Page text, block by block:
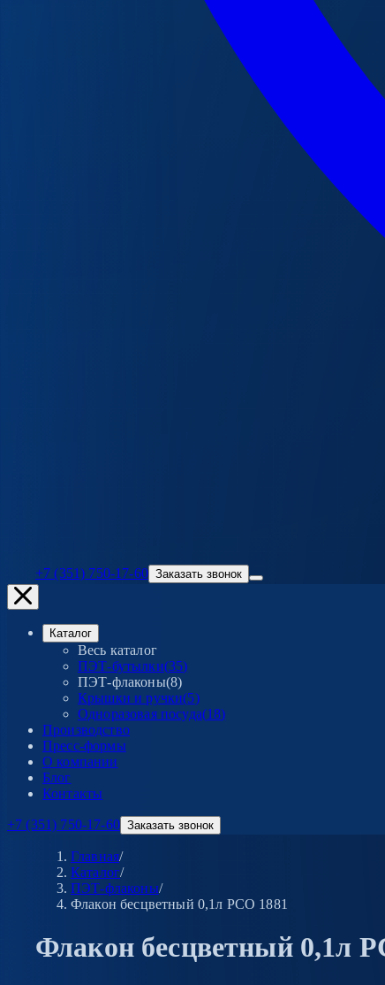
+7 (351) 750-17-60 Заказать звонок
Каталог
Весь каталог
ПЭТ-бутылки(35)
ПЭТ-флаконы(8)
Крышки и ручки(5)
Одноразовая посуда(18)
Производство
Пресс-формы
О компании
Блог
Контакты
+7 (351) 750-17-60 Заказать звонок
Главная/
Каталог/
ПЭТ-флаконы/
Флакон бесцветный 0,1л PCO 1881
Флакон бесцветный 0,1л